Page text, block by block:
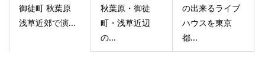
御徒町 秋葉原
浅草近郊で演...
秋葉原・御徒
町・浅草近辺
の...
の出来るライブ
ハウスを東京
都...